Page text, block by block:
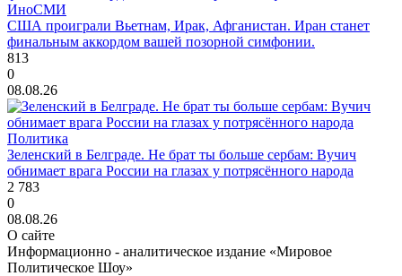
ИноСМИ
США проиграли Вьетнам, Ирак, Афганистан. Иран станет
финальным аккордом вашей позорной симфонии.
813
0
08.08.26
Политика
Зеленский в Белграде. Не брат ты больше сербам: Вучич
обнимает врага России на глазах у потрясённого народа
2 783
0
08.08.26
О сайте
Информационно - аналитическое издание «Мировое
Политическое Шоу»